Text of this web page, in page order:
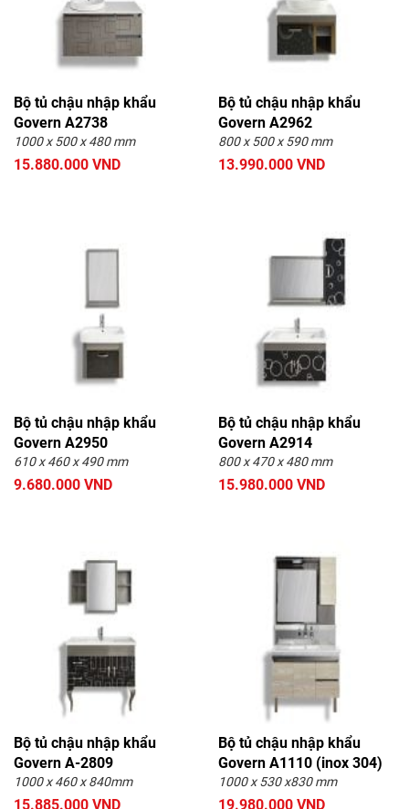
Bộ tủ chậu nhập khẩu
Govern A2738
1000 x 500 x 480 mm
15.880.000 VND
Bộ tủ chậu nhập khẩu
Govern A2962
800 x 500 x 590 mm
13.990.000 VND
Bộ tủ chậu nhập khẩu
Govern A2950
610 x 460 x 490 mm
9.680.000 VND
Bộ tủ chậu nhập khẩu
Govern A2914
800 x 470 x 480 mm
15.980.000 VND
Bộ tủ chậu nhập khẩu
Govern A-2809
1000 x 460 x 840mm
15.885.000 VND
Bộ tủ chậu nhập khẩu
Govern A1110 (inox 304)
1000 x 530 x830 mm
19.980.000 VND